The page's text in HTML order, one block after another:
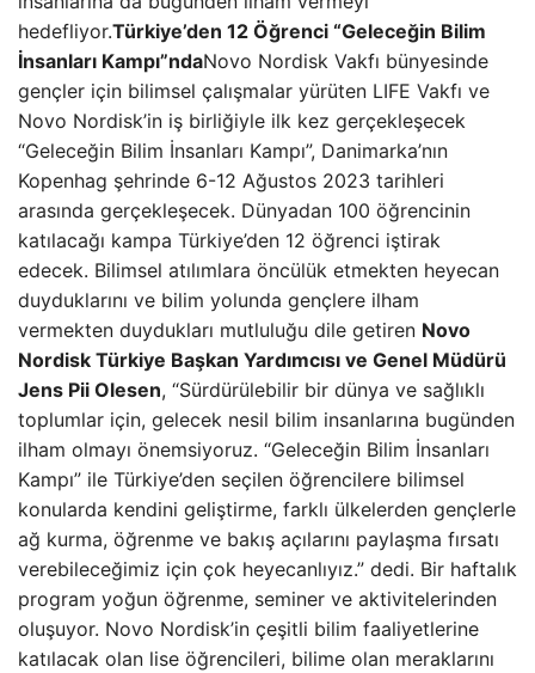
hedefliyor.Türkiye’den 12 Öğrenci “Geleceğin Bilim
İnsanları Kampı”ndaNovo Nordisk Vakfı bünyesinde
gençler için bilimsel çalışmalar yürüten LIFE Vakfı ve
Novo Nordisk’in iş birliğiyle ilk kez gerçekleşecek
“Geleceğin Bilim İnsanları Kampı”, Danimarka’nın
Kopenhag şehrinde 6-12 Ağustos 2023 tarihleri
arasında gerçekleşecek. Dünyadan 100 öğrencinin
katılacağı kampa Türkiye’den 12 öğrenci iştirak
edecek. Bilimsel atılımlara öncülük etmekten heyecan
duyduklarını ve bilim yolunda gençlere ilham
vermekten duydukları mutluluğu dile getiren Novo
Nordisk Türkiye Başkan Yardımcısı ve Genel Müdürü
Jens Pii Olesen, “Sürdürülebilir bir dünya ve sağlıklı
toplumlar için, gelecek nesil bilim insanlarına bugünden
ilham olmayı önemsiyoruz. “Geleceğin Bilim İnsanları
Kampı” ile Türkiye’den seçilen öğrencilere bilimsel
konularda kendini geliştirme, farklı ülkelerden gençlerle
ağ kurma, öğrenme ve bakış açılarını paylaşma fırsatı
verebileceğimiz için çok heyecanlıyız.” dedi. Bir haftalık
program yoğun öğrenme, seminer ve aktivitelerinden
oluşuyor. Novo Nordisk’in çeşitli bilim faaliyetlerine
katılacak olan lise öğrencileri, bilime olan meraklarını